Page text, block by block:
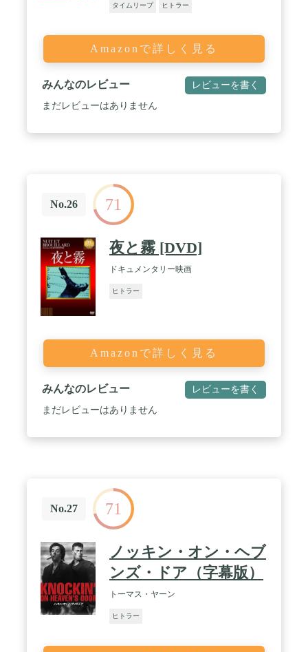
タイムリープ ヒトラー
Amazonで詳しく見る
みんなのレビュー レビューを書く
まだレビューはありません
No.26 71
夜と霧 [DVD]
ドキュメンタリー映画
ヒトラー
Amazonで詳しく見る
みんなのレビュー レビューを書く
まだレビューはありません
No.27 71
ノッキン・オン・ヘブ
ンズ・ドア（字幕版）
トーマス・ヤーン
ヒトラー